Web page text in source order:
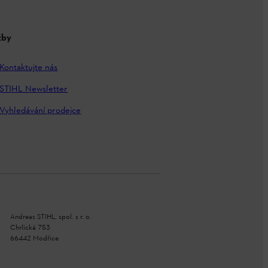
Kontaktujte nás
STIHL Newsletter
Vyhledávání prodejce
Andreas STIHL, spol. s r. o.
Chrlická 753
66442 Modřice